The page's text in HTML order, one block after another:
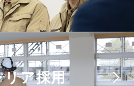
リア採用